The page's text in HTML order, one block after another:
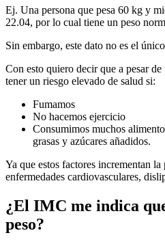
Ej. Una persona que pesa 60 kg y
22.04, por lo cual tiene un peso
Sin embargo, este dato no es el
Con esto quiero decir que a pesar
tener un riesgo elevado de salud si:
Fumamos
No hacemos ejercicio
Consumimos muchos
grasas y azúcares añadidos.
Ya que estos factores incrementan
enfermedades cardiovasculares,
¿El IMC me indica
peso?